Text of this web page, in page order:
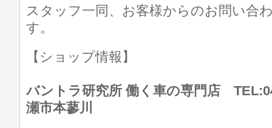
スタッフ一同、お客様からのお問い合
す。
【ショップ情報】
バントラ研究所 働く車の専門店
瀬市本蓼川